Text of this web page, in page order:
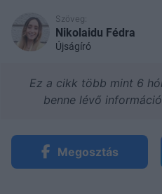
Szöveg:
Nikolaidu Fédra
Újságíró
Ez a cikk több mint 6
benne lévő
Megosztás